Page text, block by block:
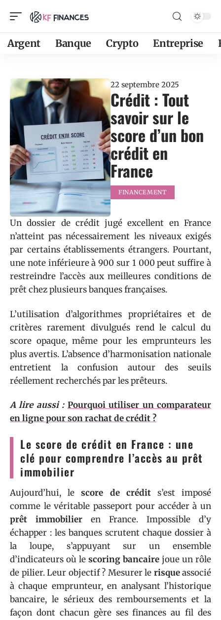
Argent Banque Crypto Entreprise
22 septembre 2025
Crédit : Tout
savoir sur le
score d’un bon
crédit en
France
FINANCEMENT
Un dossier de crédit jugé excellent en France
n’atteint pas nécessairement les niveaux exigés
par certains établissements étrangers. Pourtant,
une note inférieure à 900 sur 1 000 peut suffire à
restreindre l’accès aux meilleures conditions de
prêt chez plusieurs banques françaises.
L’utilisation d’algorithmes propriétaires et de
critères rarement divulgués rend le calcul du
score opaque, même pour les emprunteurs les
plus avertis. L’absence d’harmonisation nationale
entretient la confusion autour des seuils
réellement recherchés par les prêteurs.
A lire aussi : Pourquoi utiliser un comparateur
en ligne pour son rachat de crédit ?
Le score de crédit en France : une
clé pour comprendre l’accès au prêt
immobilier
Aujourd’hui, lescore de crédits’est imposé
comme le véritable passeport pour accéder à un
prêt immobilier en France. Impossible d’y
échapper : les banques scrutent chaque dossier à
la loupe, s’appuyant sur un ensemble
d’indicateurs où le scoring bancaire joue un rôle
de pilier. Leur objectif ? Mesurer le risqueassocié
à chaque emprunteur, en analysant l’historique
bancaire, le sérieux des remboursements et la
façon dont chacun gère ses finances au fil des